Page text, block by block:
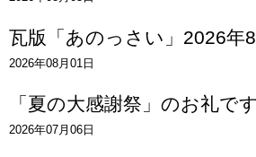
瓦版「あのっさい」2026年
2026年08月01日
「夏の大感謝祭」のお礼です
2026年07月06日